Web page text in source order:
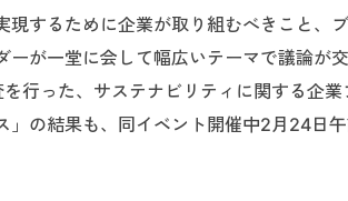
するために企業が取り組むべきこと、
が一堂に会して幅広いテーマで議論が
行った、サステナビリティに関する企
の結果も、同イベント開催中2月24日